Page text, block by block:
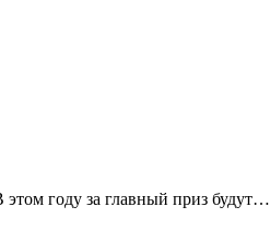
году за главный приз будут…